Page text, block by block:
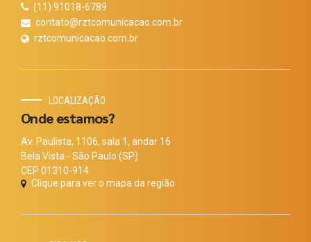
(11) 91018-6789
contato@rztcomunicacao.com.br
rztcomunicacao.com.br
LOCALIZAÇÃO
Onde estamos?
Av. Paulista, 1106, sala 1, andar 16
Bela Vista - São Paulo (SP)
CEP 01310-914
Clique para ver o mapa da região